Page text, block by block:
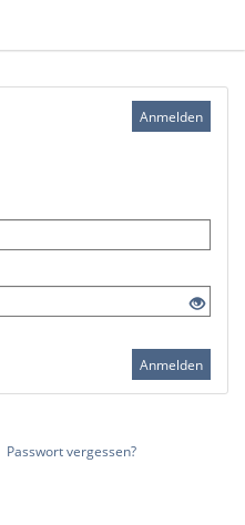
Anmelden
Anmelden
Passwort vergessen?